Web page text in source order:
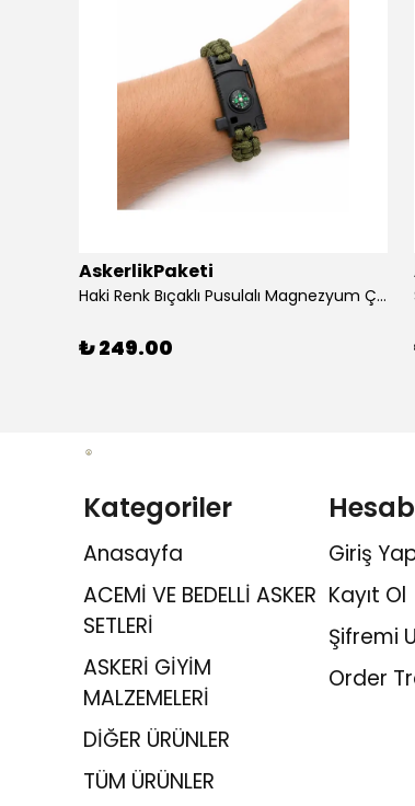
AskerlikPaketi
Haki Renk Bıçaklı Pusulalı Magnezyum Çubuklu Düdüklü Paracord Bileklik
₺ 249.00
Kategoriler
Anasayfa
ACEMİ VE BEDELLİ ASKER
SETLERİ
ASKERİ GİYİM
MALZEMELERİ
DİĞER ÜRÜNLER
TÜM ÜRÜNLER
Giriş
Kayıt Ol
Şifremi
Order